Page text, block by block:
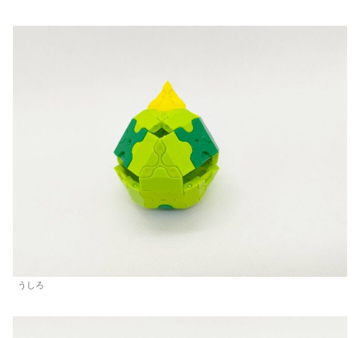
うしろ